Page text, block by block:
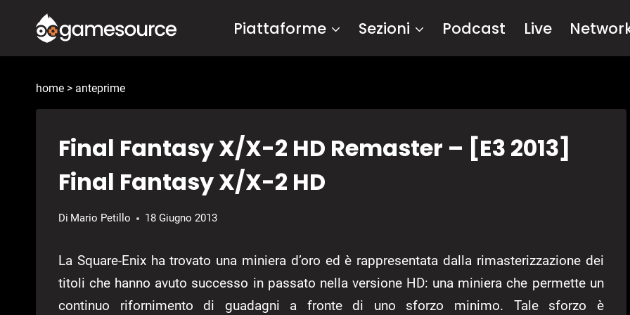
contenuto
Piattaforme Sezioni Podcast Live
home > anteprime
Final Fantasy X/X-2 HD Remaster – [E3 2013]
Final Fantasy X/X-2 HD
Di Mario Petillo 18 Giugno 2013
La Square-Enix ha trovato una miniera d’oro ed è rappresentata dalla rimasterizzazione dei
titoli che hanno avuto successo in passato nella versione HD: una miniera che permette un
continuo rifornimento di guadagni a fronte di uno sforzo minimo. Tale sforzo è